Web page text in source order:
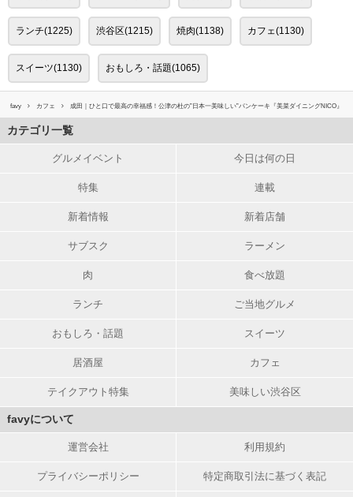
ランチ(1225) 渋谷区(1215) 焼肉(1138) カフェ(1130)
スイーツ(1130) おもしろ・話題(1065)
favy カフェ 成田｜ひと口で最高の幸福感！公津の杜の”日本一美味しい”パンケーキ『美菜ダイニングNICO』
カテゴリ一覧
グルメイベント 今日は何の日
特集 連載
新着情報 新着店舗
サブスク ラーメン
肉 食べ放題
ランチ ご当地グルメ
おもしろ・話題 スイーツ
居酒屋 カフェ
テイクアウト特集 美味しい渋谷区
favyについて
運営会社 利用規約
プライバシーポリシー 特定商取引法に基づく表記